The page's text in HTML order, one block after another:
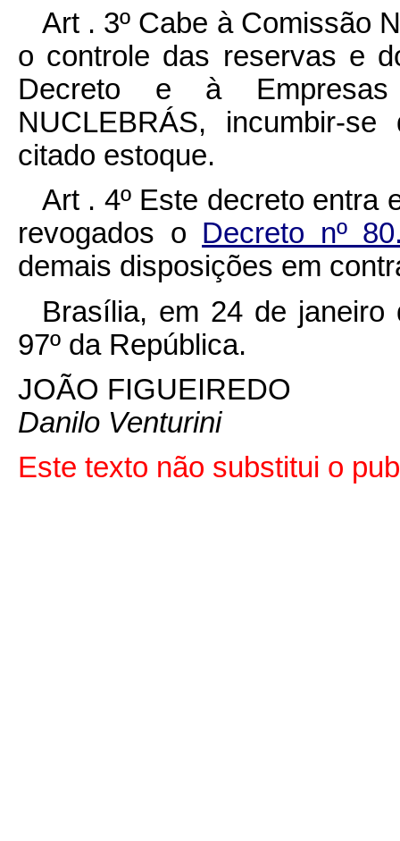
Art . 3º Cabe à Comissão
o controle das reservas e
Decreto e à
NUCLEBRÁS, incumbir-
citado estoque.
Art . 4º Este decreto entra
revogados o Decreto nº
demais disposições em
Brasília, em 24 de janeiro
97º da República.
JOÃO FIGUEIREDO
Danilo Venturini
Este texto não substitui o